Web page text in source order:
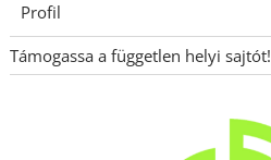
Profil
Támogassa a független helyi sajtót!